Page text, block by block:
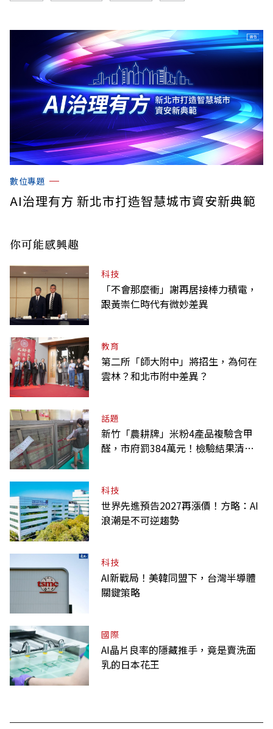
數位專題
AI治理有方 新北市打造智慧城市資安新典範
你可能感興趣
科技
「不會那麼衝」謝再居接棒力積電，
跟黃崇仁時代有微妙差異
教育
第二所「師大附中」將招生，為何在
雲林？和北市附中差異？
話題
新竹「農耕牌」米粉4產品複驗含甲
醛，市府罰384萬元！檢驗結果清單
科技
世界先進預告2027再漲價！方略：AI
浪潮是不可逆趨勢
科技
AI新戰局！美韓同盟下，台灣半導體
關鍵策略
國際
AI晶片良率的隱藏推手，竟是賣洗面
乳的日本花王